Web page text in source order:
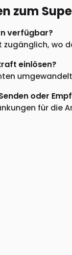
zum
verfügbar?
wo
einlösen?
oder
für die